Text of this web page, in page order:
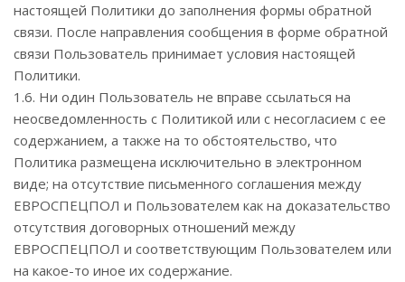
настоящей Политики до заполнения формы обратной
связи. После направления сообщения в форме обратной
связи Пользователь принимает условия настоящей
Политики.
1.6. Ни один Пользователь не вправе ссылаться на
неосведомленность с Политикой или с несогласием с ее
содержанием, а также на то обстоятельство, что
Политика размещена исключительно в электронном
виде; на отсутствие письменного соглашения между
ЕВРОСПЕЦПОЛ и Пользователем как на доказательство
отсутствия договорных отношений между
ЕВРОСПЕЦПОЛ и соответствующим Пользователем или
на какое-то иное их содержание.